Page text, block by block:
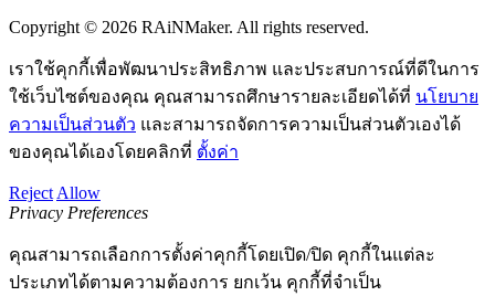
Copyright © 2026 RAiNMaker. All rights reserved.
เราใช้คุกกี้เพื่อพัฒนาประสิทธิภาพ และประสบการณ์ที่ดีในการ
ใช้เว็บไซต์ของคุณ คุณสามารถศึกษารายละเอียดได้ที่ นโยบาย
ความเป็นส่วนตัว และสามารถจัดการความเป็นส่วนตัวเองได้
ของคุณได้เองโดยคลิกที่ ตั้งค่า
Reject Allow
Privacy Preferences
คุณสามารถเลือกการตั้งค่าคุกกี้โดยเปิด/ปิด คุกกี้ในแต่ละ
ประเภทได้ตามความต้องการ ยกเว้น คุกกี้ที่จำเป็น